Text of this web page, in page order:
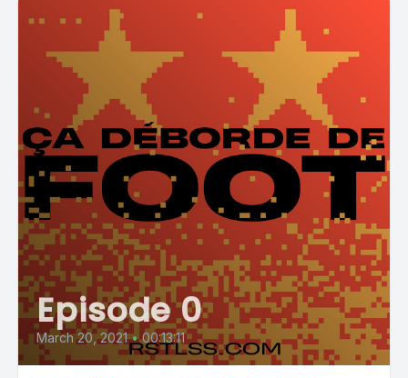
Episode 0
March 20, 2021 • 00:13:11